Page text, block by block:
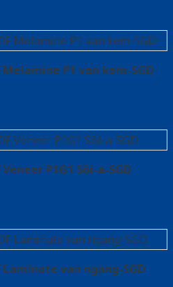
Melamine P1 van kem-SGD
P1G1 Sồi-a-SGD
Laminate van ngang-SGD